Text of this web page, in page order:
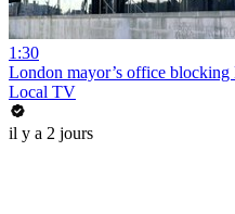
1:30
London mayor’s office blocking
Local TV
il y a 2 jours